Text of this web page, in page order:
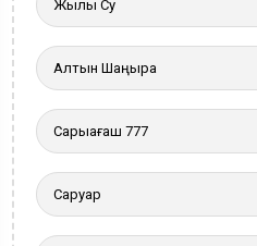
Жылы Су
Алтын Шаңырақ
Сарыағаш 777
Саруар